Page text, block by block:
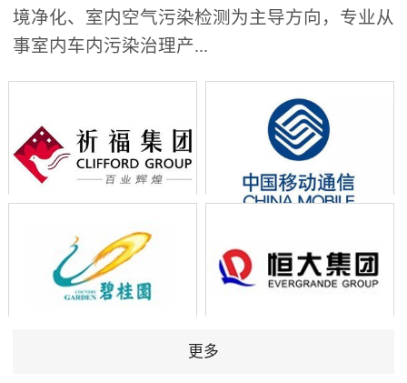
境净化、室内空气污染检测为主导方向，专业从
事室内车内污染治理产...
更多